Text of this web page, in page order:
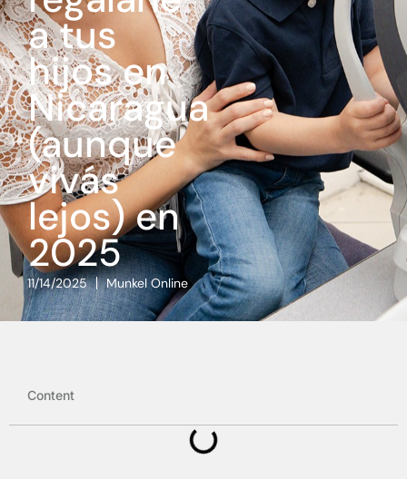
a tus
hijos en
Nicaragua
(aunque
vivás
lejos) en
2025
11/14/2025 Munkel Online
Content